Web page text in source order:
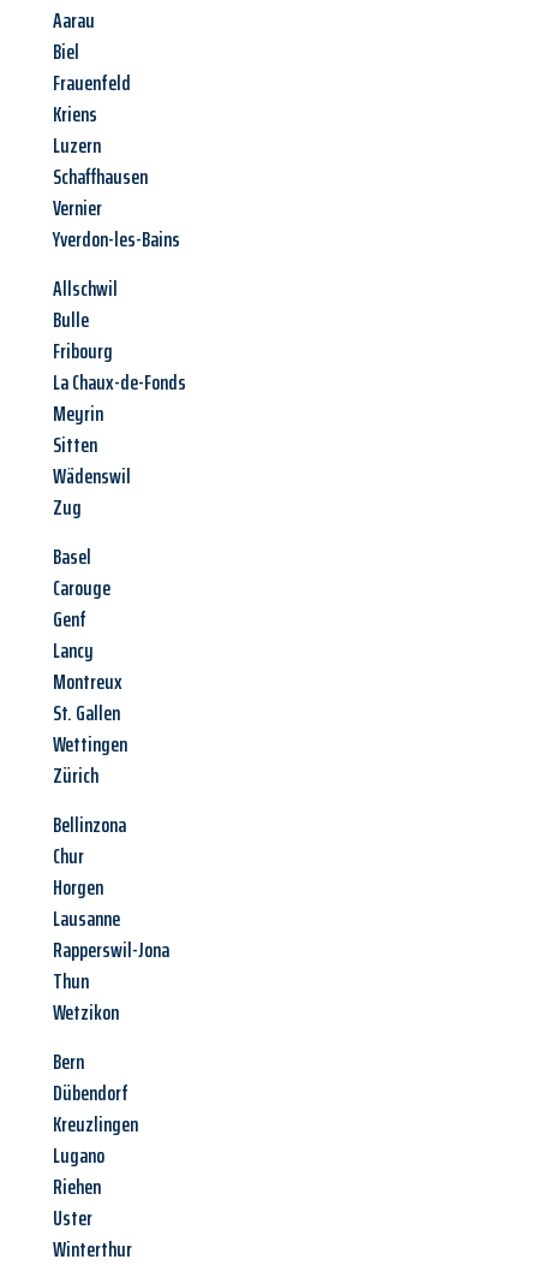
Aarau
Biel
Frauenfeld
Kriens
Luzern
Schaffhausen
Vernier
Yverdon-les-Bains
Allschwil
Bulle
Fribourg
La Chaux-de-Fonds
Meyrin
Sitten
Wädenswil
Zug
Basel
Carouge
Genf
Lancy
Montreux
St. Gallen
Wettingen
Zürich
Bellinzona
Chur
Horgen
Lausanne
Rapperswil-Jona
Thun
Wetzikon
Bern
Dübendorf
Kreuzlingen
Lugano
Riehen
Uster
Winterthur